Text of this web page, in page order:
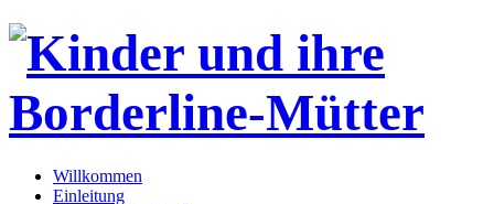
Willkommen
Einleitung